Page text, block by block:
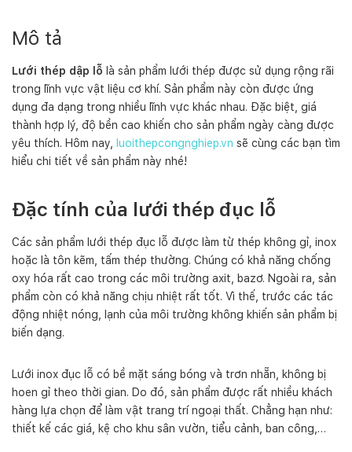
ậ
l
ỗ
s
ố
l
ư
g
Mô tả
Lưới thép dập lỗ là sản phẩm lưới thép được sử dụng rộng rãi
trong lĩnh vực vật liệu cơ khí. Sản phẩm này còn được ứng
dụng đa dạng trong nhiều lĩnh vực khác nhau. Đặc biệt, giá
thành hợp lý, độ bền cao khiến cho sản phẩm ngày càng được
yêu thích. Hôm nay, luoithepcongnghiep.vn sẽ cùng các bạn tìm
hiểu chi tiết về sản phẩm này nhé!
Đặc tính của lưới thép đục lỗ
Các sản phẩm lưới thép đục lỗ được làm từ thép không gỉ, inox
hoặc là tôn kẽm, tấm thép thường. Chúng có khả năng chống
oxy hóa rất cao trong các môi trường axit, bazơ. Ngoài ra, sản
phẩm còn có khả năng chịu nhiệt rất tốt. Vì thế, trước các tác
động nhiệt nóng, lạnh của môi trường không khiến sản phẩm bị
biến dạng.
Lưới inox đục lỗ có bề mặt sáng bóng và trơn nhẵn, không bị
hoen gỉ theo thời gian. Do đó, sản phẩm được rất nhiều khách
hàng lựa chọn để làm vật trang trí ngoại thất. Chẳng hạn như:
thiết kế các giá, kệ cho khu sân vườn, tiểu cảnh, ban công,…